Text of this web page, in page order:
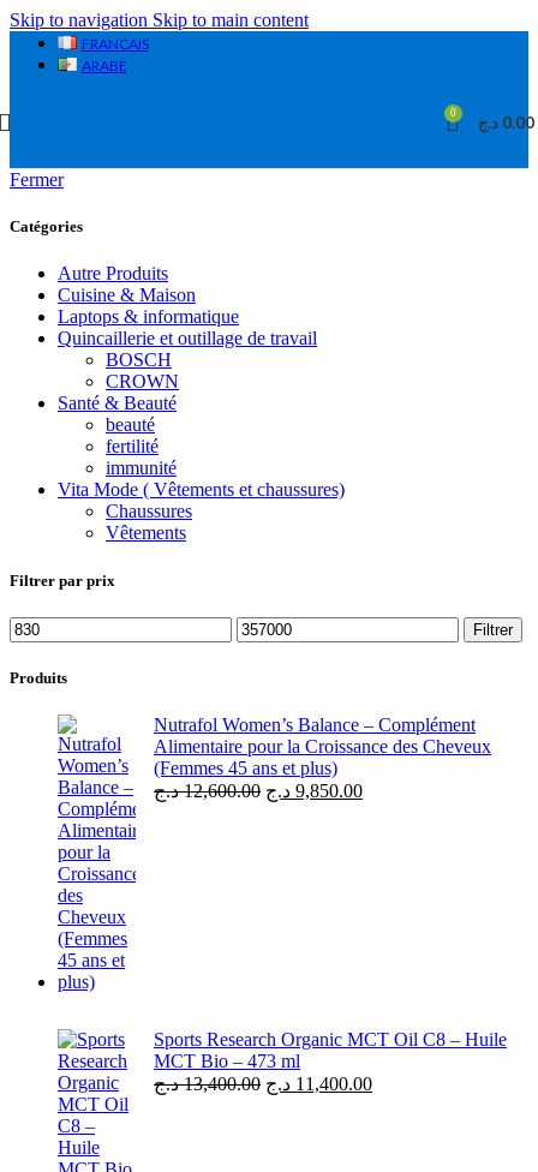
Skip to navigation Skip to main content
FRANCAIS
ARABE
0 0.00 د.ج
Fermer
Catégories
Autre Produits
Cuisine & Maison
Laptops & informatique
Quincaillerie et outillage de travail
BOSCH
CROWN
Santé & Beauté
beauté
fertilité
immunité
Vita Mode ( Vêtements et chaussures)
Chaussures
Vêtements
Filtrer par prix
Filtrer
Produits
Nutrafol Women’s Balance – Complément
Alimentaire pour la Croissance des Cheveux
(Femmes 45 ans et plus)
12,600.00 د.ج 9,850.00 د.ج
Sports Research Organic MCT Oil C8 – Huile
MCT Bio – 473 ml
13,400.00 د.ج 11,400.00 د.ج